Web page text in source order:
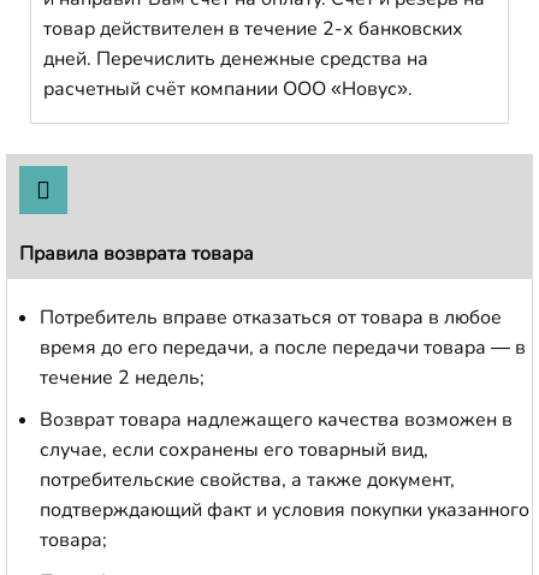
товар действителен в течение 2-х банковских
дней. Перечислить денежные средства на
расчетный счёт компании ООО «Новус».
Правила возврата товара
Потребитель вправе отказаться от товара в любое
время до его передачи, а после передачи товара — в
течение 2 недель;
Возврат товара надлежащего качества возможен в
случае, если сохранены его товарный вид,
потребительские свойства, а также документ,
подтверждающий факт и условия покупки указанного
товара;